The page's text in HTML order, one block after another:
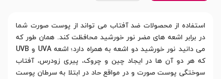
استفاده از محصولات ضد آفتاب می تواند از پوست صورت شما
در برابر اشعه های مضر نور خورشید محافظت کند. همان طور که
می دانید نور خورشید دو اشعه به همراه دارد؛ اشعه UVA و UVB
که هر دو آن ها در ایجاد چین و چروک، پیری زودرس، آفتاب
سوختگی پوست صورت و در مواقع حاد در ابتلا به سرطان پوست